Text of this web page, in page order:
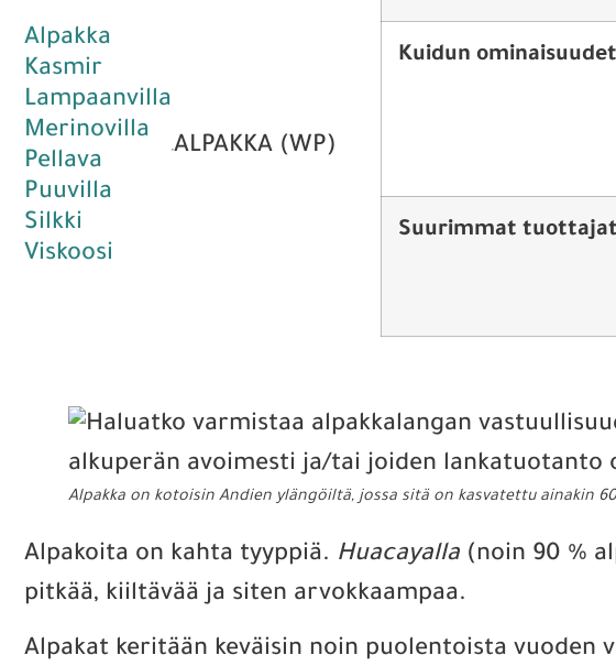
Alpakka
Kasmir
Lampaanvilla
Merinovilla
Pellava
Puuvilla
Silkki
Viskoosi
ALPAKKA (WP)
Kuidun ominaisuudet
Suurimmat tuottajat
Alpakka on kotoisin Andien ylängöiltä, jossa sitä on kasvatettu ainakin
Alpakoita on kahta tyyppiä. Huacayalla (noin 90 %
pitkää, kiiltävää ja siten arvokkaampaa.
Alpakat keritään keväisin noin puolentoista vuoden